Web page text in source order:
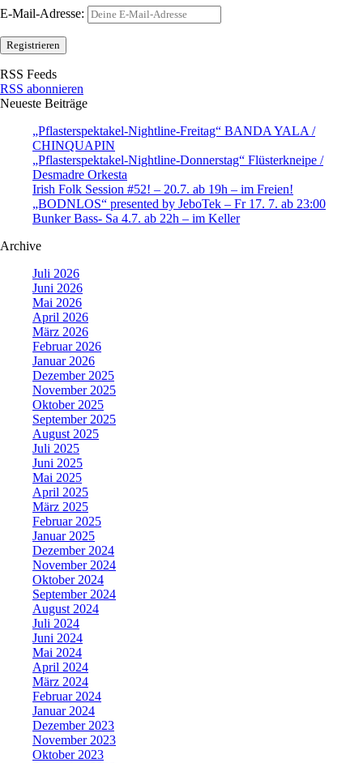
E-Mail-Adresse:
RSS Feeds
RSS abonnieren
Neueste Beiträge
„Pflasterspektakel-Nightline-Freitag“ BANDA YALA /
CHINQUAPIN
„Pflasterspektakel-Nightline-Donnerstag“ Flüsterkneipe /
Desmadre Orkesta
Irish Folk Session #52! – 20.7. ab 19h – im Freien!
„BODNLOS“ presented by JeboTek – Fr 17. 7. ab 23:00
Bunker Bass- Sa 4.7. ab 22h – im Keller
Archive
Juli 2026
Juni 2026
Mai 2026
April 2026
März 2026
Februar 2026
Januar 2026
Dezember 2025
November 2025
Oktober 2025
September 2025
August 2025
Juli 2025
Juni 2025
Mai 2025
April 2025
März 2025
Februar 2025
Januar 2025
Dezember 2024
November 2024
Oktober 2024
September 2024
August 2024
Juli 2024
Juni 2024
Mai 2024
April 2024
März 2024
Februar 2024
Januar 2024
Dezember 2023
November 2023
Oktober 2023